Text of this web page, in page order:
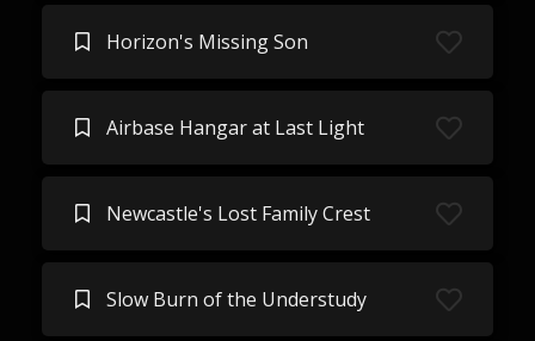
Horizon's Missing Son
Airbase Hangar at Last Light
Newcastle's Lost Family Crest
Slow Burn of the Understudy